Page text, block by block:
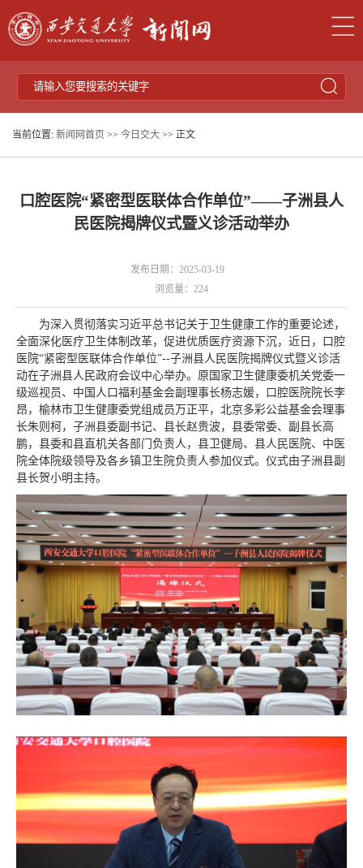
当前位置: 新闻网首页 >> 今日交大 >> 正文
口腔医院“紧密型医联体合作单位”——子洲县人
民医院揭牌仪式暨义诊活动举办
发布日期：2025-03-19
浏览量： 224
为深入贯彻落实习近平总书记关于卫生健康工作的重要论述，
全面深化医疗卫生体制改革，促进优质医疗资源下沉，近日，口腔
医院“紧密型医联体合作单位”--子洲县人民医院揭牌仪式暨义诊活
动在子洲县人民政府会议中心举办。原国家卫生健康委机关党委一
级巡视员、中国人口福利基金会副理事长杨志媛，口腔医院院长李
昂，榆林市卫生健康委党组成员万正平，北京多彩公益基金会理事
长朱则柯，子洲县委副书记、县长赵贵波，县委常委、副县长高
鹏，县委和县直机关各部门负责人，县卫健局、县人民医院、中医
院全体院级领导及各乡镇卫生院负责人参加仪式。仪式由子洲县副
县长贺小明主持。